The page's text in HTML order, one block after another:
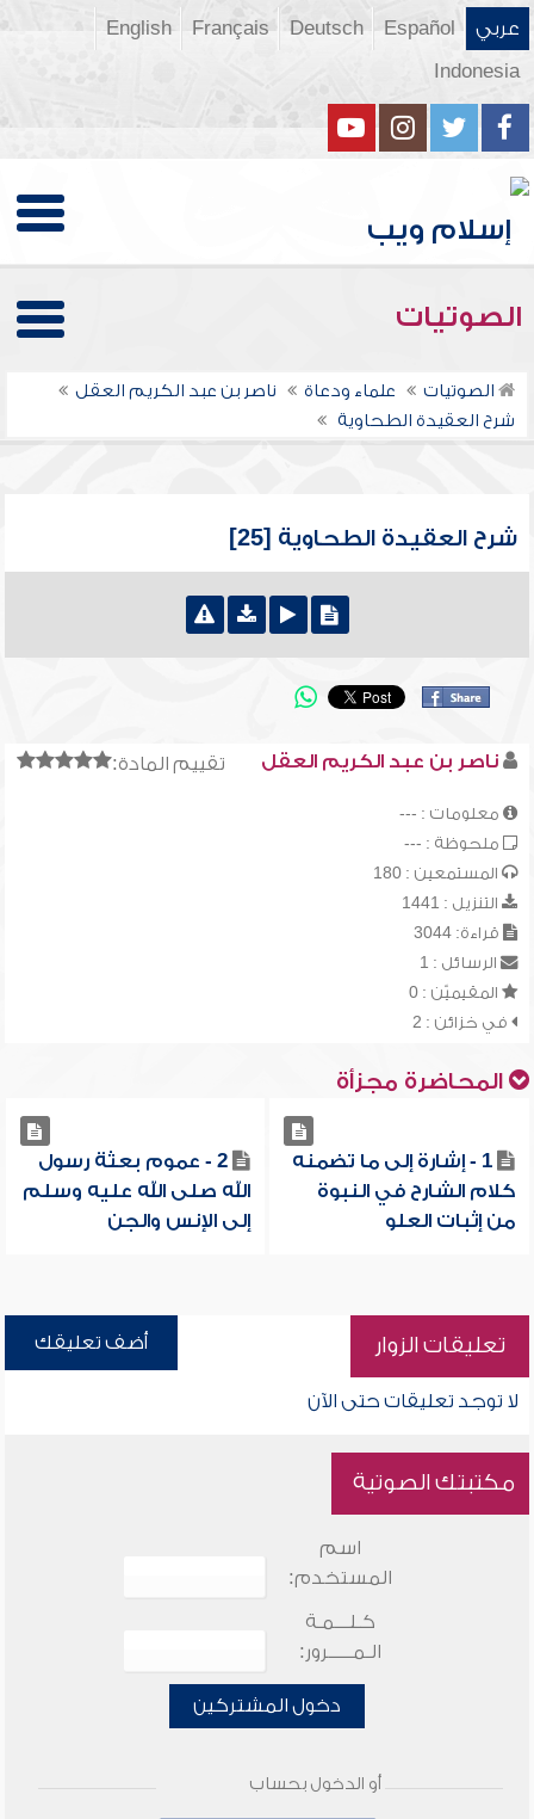
عربي Español
Deutsch
Français
English
Indonesia
الصوتيات
الصوتيات علماء ودعاة
ناصر بن عبد الكريم العقل
شرح العقيدة الطحاوية
شرح العقيدة الطحاوية [25]
تقييم المادة: ناصر بن عبد الكريم العقل
معلومات : ---
ملحوظة : ---
المستمعين : 180
التنزيل : 1441
قراءة: 3044
الرسائل : 1
المقيميّن : 0
في خزائن : 2
المحاضرة مجزأة
1 - إشارة إلى ما تضمنه
كلام الشارح في النبوة
من إثبات العلو
2 - عموم بعثة رسول
الله صلى الله عليه وسلم
إلى الإنس والجن
تعليقات الزوار أضف تعليقك
لا توجد تعليقات حتى الآن
مكتبتك الصوتية
اسم
المستخدم:
كـلـــمـة
الـمـــــرور:
دخول المشتركين
أو الدخول بحساب